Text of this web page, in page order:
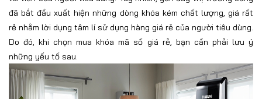
đã bắt đầu xuất hiện những dòng khóa kém chất lượng, giá rất
rẻ nhằm lời dụng tâm lí sử dụng hàng giá rẻ của người tiêu dùng.
Do đó, khi chọn mua khóa mã số giá rẻ, bạn cần phải lưu ý
những yếu tố sau.